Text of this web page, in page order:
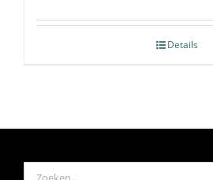
Details
Zoeken